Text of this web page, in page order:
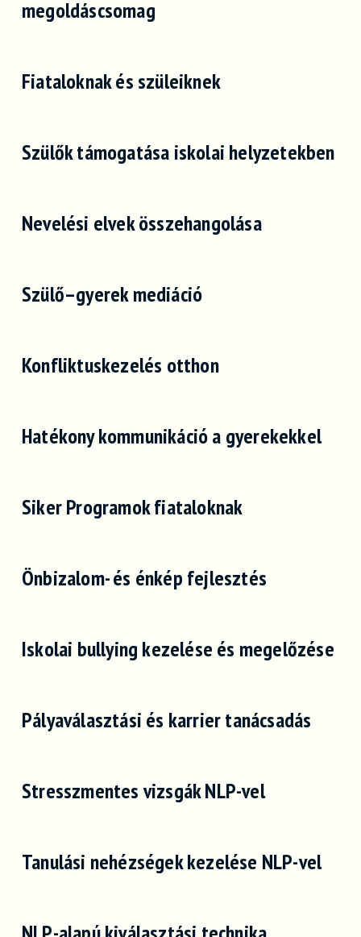
megoldáscsomag
Fiataloknak és szüleiknek
Szülők támogatása iskolai helyzetekben
Nevelési elvek összehangolása
Szülő–gyerek mediáció
Konfliktuskezelés otthon
Hatékony kommunikáció a gyerekekkel
Siker Programok fiataloknak
Önbizalom- és énkép fejlesztés
Iskolai bullying kezelése és megelőzése
Pályaválasztási és karrier tanácsadás
Stresszmentes vizsgák NLP-vel
Tanulási nehézségek kezelése NLP-vel